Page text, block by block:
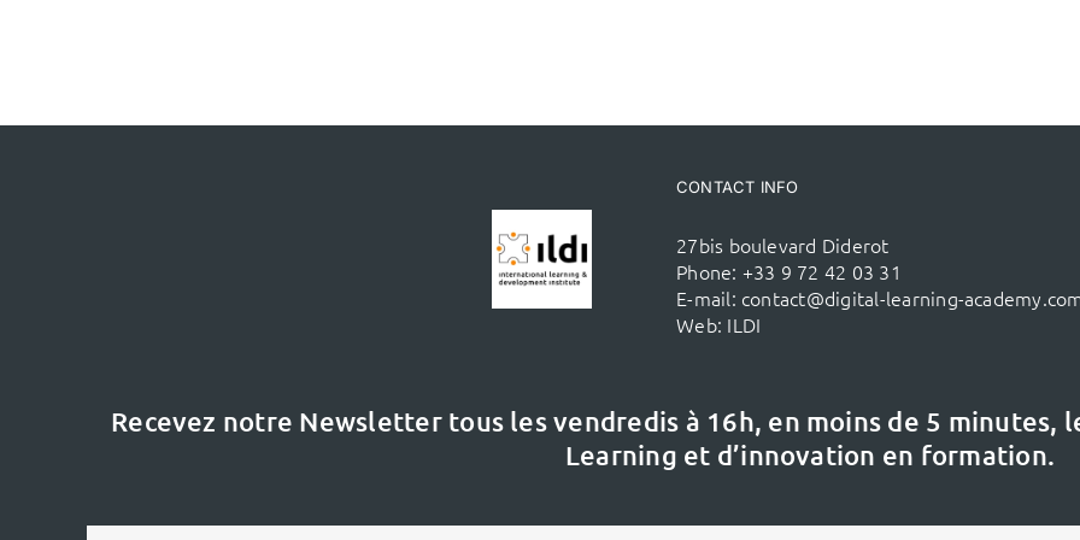
CONTACT INFO
27bis boulevard Diderot
Phone: +33 9 72 42 03 31
E-mail: contact@digital-learning-
Web: ILDI
Recevez notre Newsletter tous les vendredis à 16h, en moins de 5 minutes,
Learning et d’innovation en formation.